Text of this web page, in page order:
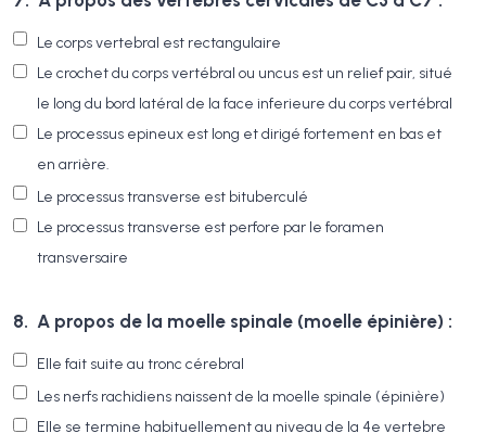
Le corps vertebral est rectangulaire
Le crochet du corps vertébral ou uncus est un relief pair, situé
le long du bord latéral de la face inferieure du corps vertébral
Le processus epineux est long et dirigé fortement en bas et
en arrière.
Le processus transverse est bituberculé
Le processus transverse est perfore par le foramen
transversaire
8. A propos de la moelle spinale (moelle épinière) :
Elle fait suite au tronc cérebral
Les nerfs rachidiens naissent de la moelle spinale (épinière)
Elle se termine habituellement au niveau de la 4e vertebre